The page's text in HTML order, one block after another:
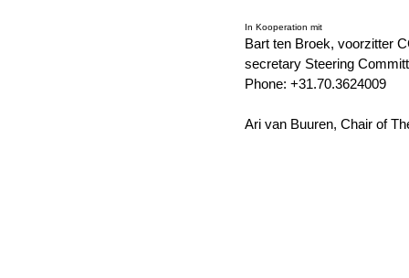
In Kooperation mit
Bart ten Broek, voorzitter
secretary Steering
Phone: +31.70.3624009
Ari van Buuren, Chair of